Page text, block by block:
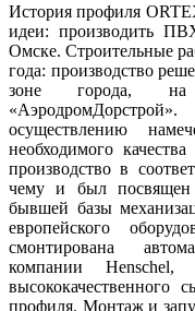
История профиля
идеи: производить
Омске. Строительные
года: производство
зоне города,
осуществлению
необходимого
производство в
чему и был
бывшей базы
европейского
смонтирована
компании Henschel,
высококачественного
профиля. Монтаж и